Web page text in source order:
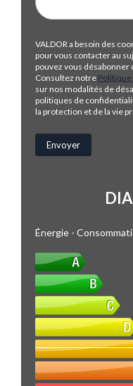
VALDOR a besoin des
pour vous contacter au
pouvez vous
Consultez notre
sur nos modalités de
politiques de
la protection et de la vie
Énergie -